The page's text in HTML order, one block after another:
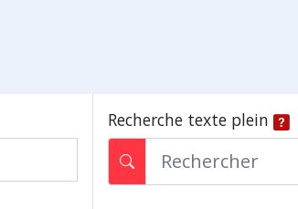
Recherche texte plein